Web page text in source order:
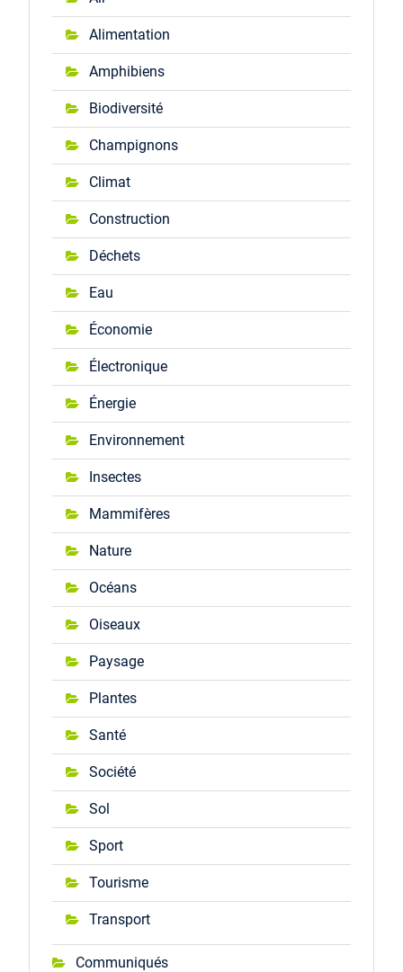
Alimentation
Amphibiens
Biodiversité
Champignons
Climat
Construction
Déchets
Eau
Économie
Électronique
Énergie
Environnement
Insectes
Mammifères
Nature
Océans
Oiseaux
Paysage
Plantes
Santé
Société
Sol
Sport
Tourisme
Transport
Communiqués